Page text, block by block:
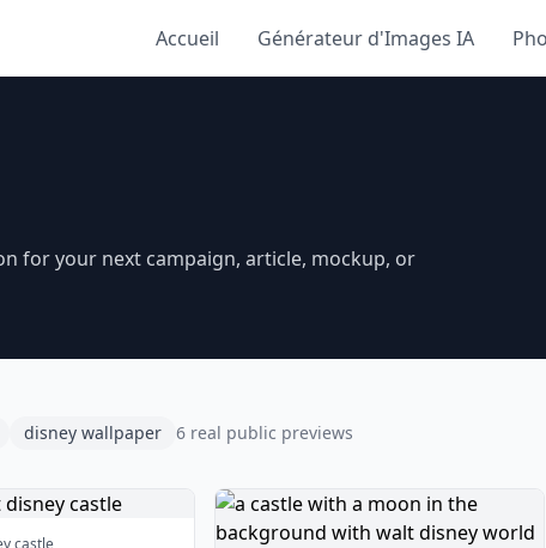
Accueil Générateur d'Images IA
for your next campaign, article, mockup, or
disney wallpaper 6 real public previews
castle